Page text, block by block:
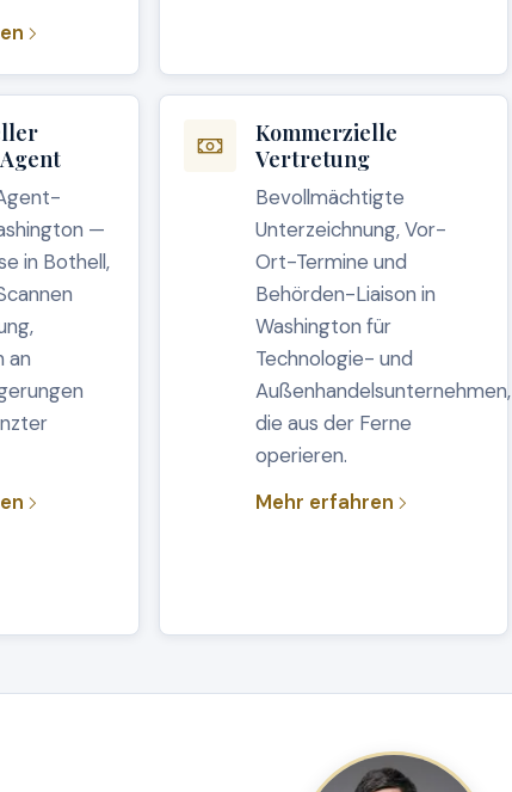
—
in Bothell,
an
Kommerzielle
Vertretung
Bevollmächtigte
Unterzeichnung, Vor-
Ort-Termine und
Behörden-Liaison in
Washington für
Technologie- und
Außenhandelsunternehmen,
die aus der Ferne
operieren.
Mehr erfahren